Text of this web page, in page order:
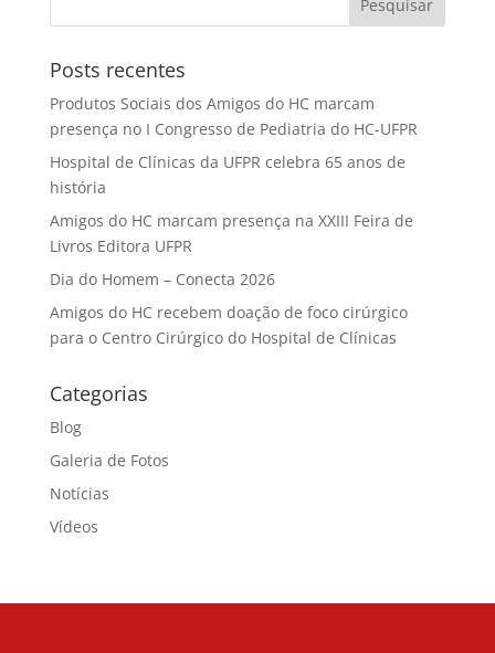
Posts recentes
Produtos Sociais dos Amigos do HC marcam
presença no I Congresso de Pediatria do HC-UFPR
Hospital de Clínicas da UFPR celebra 65 anos de
história
Amigos do HC marcam presença na XXIII Feira de
Livros Editora UFPR
Dia do Homem – Conecta 2026
Amigos do HC recebem doação de foco cirúrgico
para o Centro Cirúrgico do Hospital de Clínicas
Categorias
Blog
Galeria de Fotos
Notícias
Vídeos